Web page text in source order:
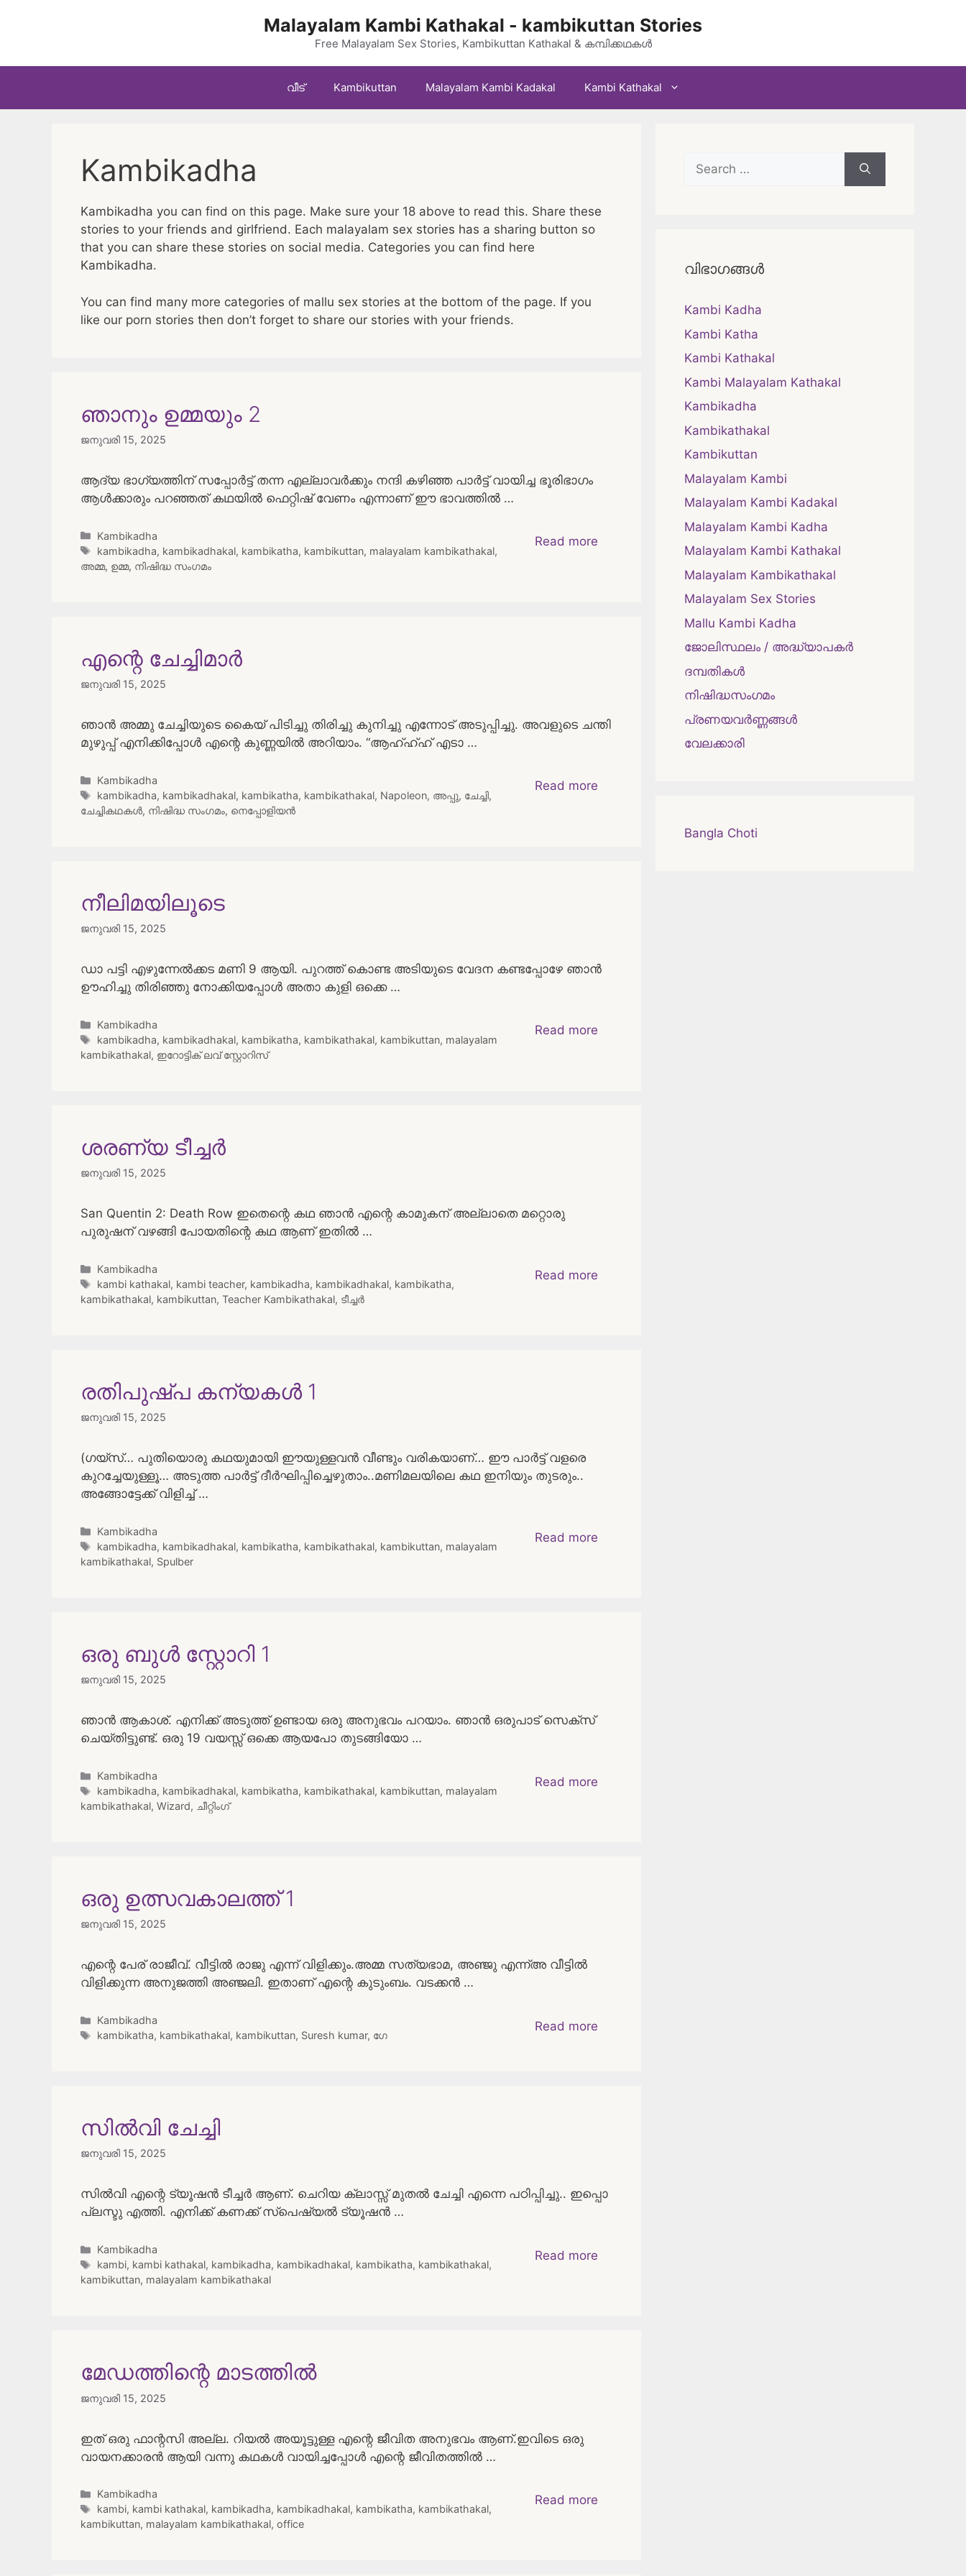
Malayalam Kambi Kathakal - kambikuttan Stories
Free Malayalam Sex Stories, Kambikuttan Kathakal & കമ്പിക്കഥകൾ
വീട് Kambikuttan Malayalam Kambi Kadakal Kambi Kathakal
Kambikadha
Kambikadha you can find on this page. Make sure your 18 above to read this. Share these
stories to your friends and girlfriend. Each malayalam sex stories has a sharing button so
that you can share these stories on social media. Categories you can find here
Kambikadha.
You can find many more categories of mallu sex stories at the bottom of the page. If you
like our porn stories then don’t forget to share our stories with your friends.
ഞാനും ഉമ്മയും 2
ജനുവരി 15, 2025
ആദ്യ ഭാഗ്യത്തിന് സപ്പോർട്ട് തന്ന എല്ലാവർക്കും നന്ദി കഴിഞ്ഞ പാർട്ട്‌ വായിച്ച ഭൂരിഭാഗം
ആൾക്കാരും പറഞ്ഞത് കഥയിൽ ഫെറ്റിഷ് വേണം എന്നാണ് ഈ ഭാവത്തിൽ …
Read more
Categories
Kambikadha
Tags
kambikadha, kambikadhakal, kambikatha, kambikuttan, malayalam kambikathakal,
അമ്മ, ഉമ്മ, നിഷിദ്ധ സംഗമം
എന്റെ ചേച്ചിമാർ
ജനുവരി 15, 2025
ഞാൻ അമ്മു ചേച്ചിയുടെ കൈയ് പിടിച്ചു തിരിച്ചു കുനിച്ചു എന്നോട് അടുപ്പിച്ചു. അവളുടെ ചന്തി
മുഴുപ്പ് എനിക്കിപ്പോൾ എന്റെ കുണ്ണയിൽ അറിയാം. “ആഹ്ഹ്ഹ് എടാ …
Read more
Categories
Kambikadha
Tags
kambikadha, kambikadhakal, kambikatha, kambikathakal, Napoleon, അപ്പു, ചേച്ചി,
ചേച്ചികഥകൾ, നിഷിദ്ധ സംഗമം, നെപ്പോളിയൻ
നീലിമയിലൂടെ
ജനുവരി 15, 2025
ഡാ പട്ടി എഴുന്നേൽക്കട മണി 9 ആയി. പുറത്ത് കൊണ്ട അടിയുടെ വേദന കണ്ടപ്പോഴേ ഞാൻ
ഊഹിച്ചു തിരിഞ്ഞു നോക്കിയപ്പോൾ അതാ കുളി ഒക്കെ …
Read more
Categories
Kambikadha
Tags
kambikadha, kambikadhakal, kambikatha, kambikathakal, kambikuttan, malayalam
kambikathakal, ഇറോട്ടിക് ലവ് സ്റ്റോറിസ്
ശരണ്യ ടീച്ചർ
ജനുവരി 15, 2025
San Quentin 2: Death Row ഇതെന്റെ കഥ ഞാൻ എന്റെ കാമുകന് അല്ലാതെ മറ്റൊരു
പുരുഷന് വഴങ്ങി പോയതിന്റെ കഥ ആണ് ഇതിൽ …
Read more
Categories
Kambikadha
Tags
kambi kathakal, kambi teacher, kambikadha, kambikadhakal, kambikatha,
kambikathakal, kambikuttan, Teacher Kambikathakal, ടീച്ചർ
രതിപുഷ്പ കന്യകൾ 1
ജനുവരി 15, 2025
(ഗയ്സ്… പുതിയൊരു കഥയുമായി ഈയുള്ളവൻ വീണ്ടും വരികയാണ്… ഈ പാർട്ട് വളരെ
കുറച്ചേയുള്ളൂ… അടുത്ത പാർട്ട് ദീർഘിപ്പിച്ചെഴുതാം..മണിമലയിലെ കഥ ഇനിയും തുടരും..
അങ്ങോട്ടേക്ക് വിളിച്ച് …
Read more
Categories
Kambikadha
Tags
kambikadha, kambikadhakal, kambikatha, kambikathakal, kambikuttan, malayalam
kambikathakal, Spulber
ഒരു ബുൾ സ്റ്റോറി 1
ജനുവരി 15, 2025
ഞാൻ ആകാശ്. എനിക്ക് അടുത്ത് ഉണ്ടായ ഒരു അനുഭവം പറയാം. ഞാൻ ഒരുപാട് സെക്സ്
ചെയ്തിട്ടുണ്ട്. ഒരു 19 വയസ്സ് ഒക്കെ ആയപോ തുടങ്ങിയോ …
Read more
Categories
Kambikadha
Tags
kambikadha, kambikadhakal, kambikatha, kambikathakal, kambikuttan, malayalam
kambikathakal, Wizard, ചീറ്റിംഗ്
ഒരു ഉത്സവകാലത്ത് 1
ജനുവരി 15, 2025
എന്റെ പേര് രാജീവ്‌. വീട്ടിൽ രാജു എന്ന് വിളിക്കും.അമ്മ സത്യഭാമ, അഞ്ജു എന്ന്അ വീട്ടിൽ
വിളിക്കുന്ന അനുജത്തി അഞ്ജലി. ഇതാണ് എന്റെ കുടുംബം. വടക്കൻ …
Read more
Categories
Kambikadha
Tags
kambikatha, kambikathakal, kambikuttan, Suresh kumar, ഗേ
സിൽവി ചേച്ചി
ജനുവരി 15, 2025
സിൽവി എന്റെ ട്യൂഷൻ ടീച്ചർ ആണ്. ചെറിയ ക്ലാസ്സ്‌ മുതൽ ചേച്ചി എന്നെ പഠിപ്പിച്ചു.. ഇപ്പൊ
പ്ലസ്ടു എത്തി. എനിക്ക് കണക്ക് സ്പെഷ്യൽ ട്യൂഷൻ …
Read more
Categories
Kambikadha
Tags
kambi, kambi kathakal, kambikadha, kambikadhakal, kambikatha, kambikathakal,
kambikuttan, malayalam kambikathakal
മേഡത്തിന്റെ മാടത്തിൽ
ജനുവരി 15, 2025
ഇത് ഒരു ഫാന്റസി അല്ല. റിയൽ അയൂട്ടുള്ള എന്റെ ജീവിത അനുഭവം ആണ്.ഇവിടെ ഒരു
വായനക്കാരൻ ആയി വന്നു കഥകൾ വായിച്ചപ്പോൾ എന്റെ ജീവിതത്തിൽ …
Read more
Categories
Kambikadha
Tags
kambi, kambi kathakal, kambikadha, kambikadhakal, kambikatha, kambikathakal,
kambikuttan, malayalam kambikathakal, office
Search
for:
വിഭാഗങ്ങൾ
Kambi Kadha
Kambi Katha
Kambi Kathakal
Kambi Malayalam Kathakal
Kambikadha
Kambikathakal
Kambikuttan
Malayalam Kambi
Malayalam Kambi Kadakal
Malayalam Kambi Kadha
Malayalam Kambi Kathakal
Malayalam Kambikathakal
Malayalam Sex Stories
Mallu Kambi Kadha
ജോലിസ്ഥലം / അദ്ധ്യാപകർ
ദമ്പതികള്‍
നിഷിദ്ധസംഗമം
പ്രണയവർണ്ണങ്ങൾ
വേലക്കാരി
Bangla Choti